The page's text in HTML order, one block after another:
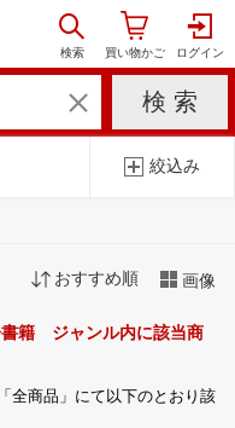
絞込み
おすすめ順 画像
書籍 ジャンル内に該当商
全商品」にて以下のとおり該